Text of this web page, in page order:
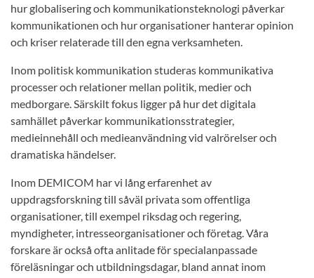
hur globalisering och kommunikationsteknologi påverkar
kommunikationen och hur organisationer hanterar opinion
och kriser relaterade till den egna verksamheten.
Inom politisk kommunikation studeras kommunikativa
processer och relationer mellan politik, medier och
medborgare. Särskilt fokus ligger på hur det digitala
samhället påverkar kommunikationsstrategier,
medieinnehåll och medieanvändning vid valrörelser och
dramatiska händelser.
Inom DEMICOM har vi lång erfarenhet av
uppdragsforskning till såväl privata som offentliga
organisationer, till exempel riksdag och regering,
myndigheter, intresseorganisationer och företag. Våra
forskare är också ofta anlitade för specialanpassade
föreläsningar och utbildningsdagar, bland annat inom